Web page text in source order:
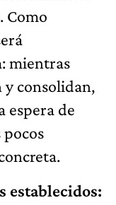
Como
mientras
y consolidan,
espera de
establecidos: